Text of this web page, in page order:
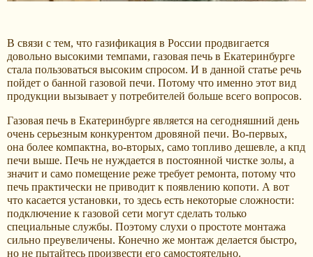
В связи с тем, что газификация в России продвигается
довольно высокими темпами, газовая печь в Екатеринбурге
стала пользоваться высоким спросом. И в данной статье речь
пойдет о банной газовой печи. Потому что именно этот вид
продукции вызывает у потребителей больше всего вопросов.
Газовая печь в Екатеринбурге является на сегодняшний день
очень серьезным конкурентом дровяной печи. Во-первых,
она более компактна, во-вторых, само топливо дешевле, а кпд
печи выше. Печь не нуждается в постоянной чистке золы, а
значит и само помещение реже требует ремонта, потому что
печь практически не приводит к появлению копоти. А вот
что касается установки, то здесь есть некоторые сложности:
подключение к газовой сети могут сделать только
специальные службы. Поэтому слухи о простоте монтажа
сильно преувеличены. Конечно же монтаж делается быстро,
но не пытайтесь произвести его самостоятельно.